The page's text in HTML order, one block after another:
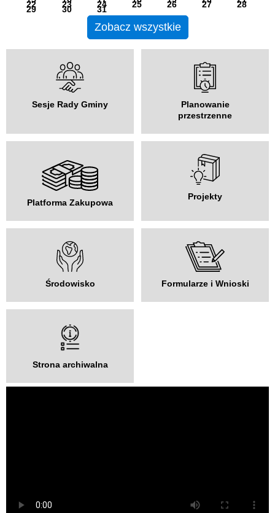
22 23 24 25 26 27 28
29 30 31
Zobacz wszystkie
Sesje Rady Gminy
Planowanie
przestrzenne
Platforma Zakupowa
Projekty
Środowisko Formularze i Wnioski
Strona archiwalna